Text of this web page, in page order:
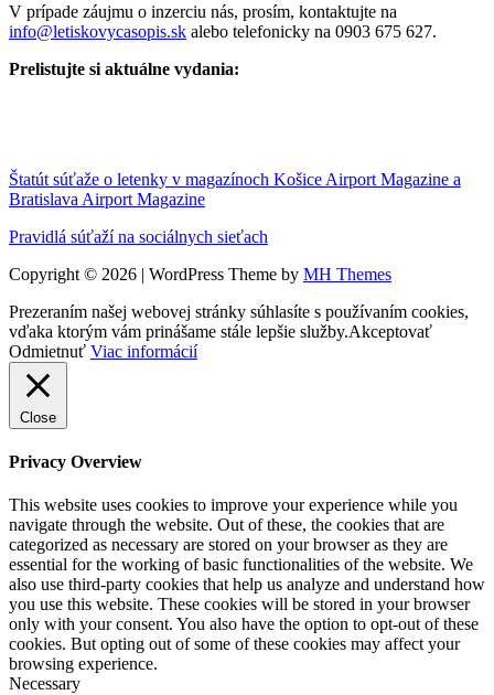
V prípade záujmu o inzerciu nás, prosím, kontaktujte na
info@letiskovycasopis.sk alebo telefonicky na 0903 675 627.
Prelistujte si aktuálne vydania:
Štatút súťaže o letenky v magazínoch Košice Airport Magazine a
Bratislava Airport Magazine
Pravidlá súťaží na sociálnych sieťach
Copyright © 2026 | WordPress Theme by MH Themes
Prezeraním našej webovej stránky súhlasíte s používaním cookies,
vďaka ktorým vám prinášame stále lepšie služby.Akceptovať
Odmietnuť Viac informácií
Close
Privacy Overview
This website uses cookies to improve your experience while you
navigate through the website. Out of these, the cookies that are
categorized as necessary are stored on your browser as they are
essential for the working of basic functionalities of the website. We
also use third-party cookies that help us analyze and understand how
you use this website. These cookies will be stored in your browser
only with your consent. You also have the option to opt-out of these
cookies. But opting out of some of these cookies may affect your
browsing experience.
Necessary